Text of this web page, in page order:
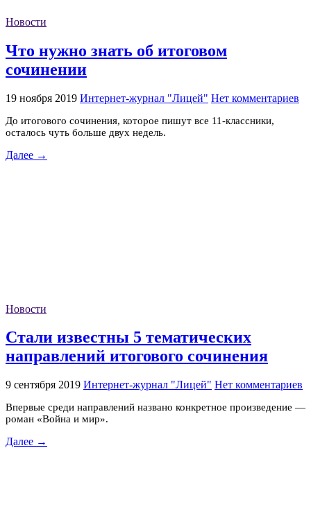
Новости
Что нужно знать об итоговом
сочинении
19 ноября 2019 Интернет-журнал "Лицей" Нет комментариев
До итогового сочинения, которое пишут все 11-классники,
осталось чуть больше двух недель.
Далее →
Новости
Стали известны 5 тематических
направлений итогового сочинения
9 сентября 2019 Интернет-журнал "Лицей" Нет комментариев
Впервые среди направлений названо конкретное произведение —
роман «Война и мир».
Далее →